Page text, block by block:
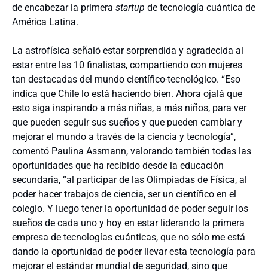
de encabezar la primera startup de tecnología cuántica de
América Latina.
La astrofísica señaló estar sorprendida y agradecida al
estar entre las 10 finalistas, compartiendo con mujeres
tan destacadas del mundo científico-tecnológico. “Eso
indica que Chile lo está haciendo bien. Ahora ojalá que
esto siga inspirando a más niñas, a más niños, para ver
que pueden seguir sus sueños y que pueden cambiar y
mejorar el mundo a través de la ciencia y tecnología”,
comentó Paulina Assmann, valorando también todas las
oportunidades que ha recibido desde la educación
secundaria, “al participar de las Olimpiadas de Física, al
poder hacer trabajos de ciencia, ser un científico en el
colegio. Y luego tener la oportunidad de poder seguir los
sueños de cada uno y hoy en estar liderando la primera
empresa de tecnologías cuánticas, que no sólo me está
dando la oportunidad de poder llevar esta tecnología para
mejorar el estándar mundial de seguridad, sino que